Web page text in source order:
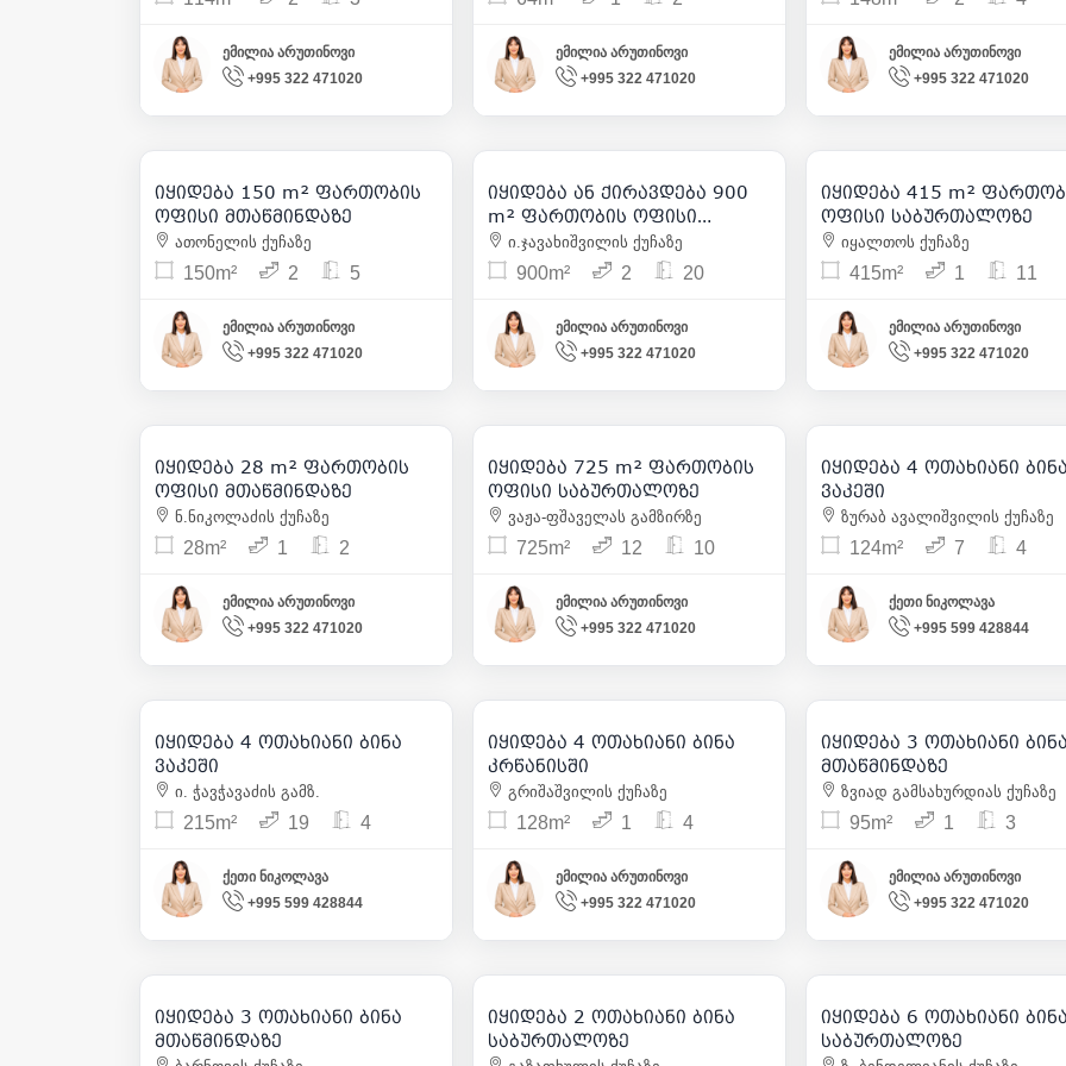
ემილია არუთინოვი
+995 322 471020
ემილია არუთინოვი
+995 322 471020
ემილია არუთინოვი
+995 322 471020
6
500 000 | m² 3 333
იყიდება 150 m² ფართობის
ოფისი მთაწმინდაზე
ათონელის ქუჩაზე
150m² 2 5
ემილია არუთინოვი
+995 322 471020
15
2 500 000 | m² 2 778
7 000
იყიდება ან ქირავდება 900
m² ფართობის ოფისი
ჩუღურეთში
ი.ჯავახიშვილის ქუჩაზე
900m² 2 20
ემილია არუთინოვი
+995 322 471020
15
550 000 | m² 1
იყიდება 415 m²
ოფისი საბურთალოზე
იყალთოს ქუჩაზე
415m² 1 11
ემილია არუთინოვი
+995 322 471020
10
209 000 | m² 7 464
იყიდება 28 m² ფართობის
ოფისი მთაწმინდაზე
ნ.ნიკოლაძის ქუჩაზე
28m² 1 2
ემილია არუთინოვი
+995 322 471020
48
1 100 000 | m² 1 517
იყიდება 725 m² ფართობის
ოფისი საბურთალოზე
ვაჟა-ფშაველას გამზირზე
725m² 12 10
ემილია არუთინოვი
+995 322 471020
7
373 800 | m² 3
იყიდება 4 ოთახიანი ბინა
ვაკეში
ზურაბ ავალიშვილის ქუჩაზე
124m² 7 4
ქეთი ნიკოლავა
+995 599 428844
4
1 153 900 | m² 5 367
იყიდება 4 ოთახიანი ბინა
ვაკეში
ი. ჭავჭავაძის გამზ.
215m² 19 4
ქეთი ნიკოლავა
+995 599 428844
7
560 000 | m² 4 375
იყიდება 4 ოთახიანი ბინა
კრწანისში
გრიშაშვილის ქუჩაზე
128m² 1 4
ემილია არუთინოვი
+995 322 471020
15
230 000 | m² 2
იყიდება 3 ოთახიანი ბინა
მთაწმინდაზე
ზვიად გამსახურდიას ქუჩაზე
95m² 1 3
ემილია არუთინოვი
+995 322 471020
8
2 132 000 | m² 4 264
იყიდება 3 ოთახიანი ბინა
მთაწმინდაზე
7
125 000 | m² 2 358
იყიდება 2 ოთახიანი ბინა
საბურთალოზე
15
310 000 | m² 1
იყიდება 6 ოთახიანი ბინა
საბურთალოზე